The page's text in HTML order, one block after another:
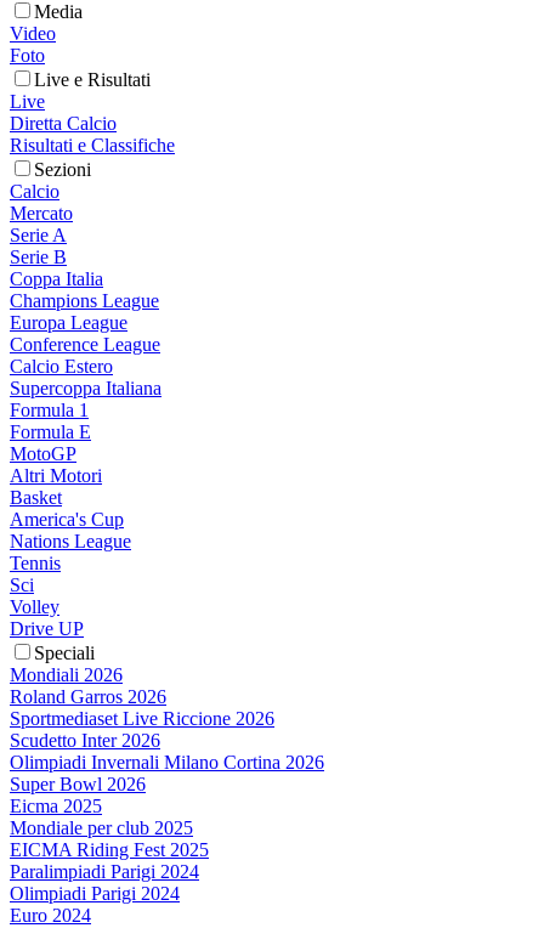
Media
Video
Foto
Live e Risultati
Live
Diretta Calcio
Risultati e Classifiche
Sezioni
Calcio
Mercato
Serie A
Serie B
Coppa Italia
Champions League
Europa League
Conference League
Calcio Estero
Supercoppa Italiana
Formula 1
Formula E
MotoGP
Altri Motori
Basket
America's Cup
Nations League
Tennis
Sci
Volley
Drive UP
Speciali
Mondiali 2026
Roland Garros 2026
Sportmediaset Live Riccione 2026
Scudetto Inter 2026
Olimpiadi Invernali Milano Cortina 2026
Super Bowl 2026
Eicma 2025
Mondiale per club 2025
EICMA Riding Fest 2025
Paralimpiadi Parigi 2024
Olimpiadi Parigi 2024
Euro 2024